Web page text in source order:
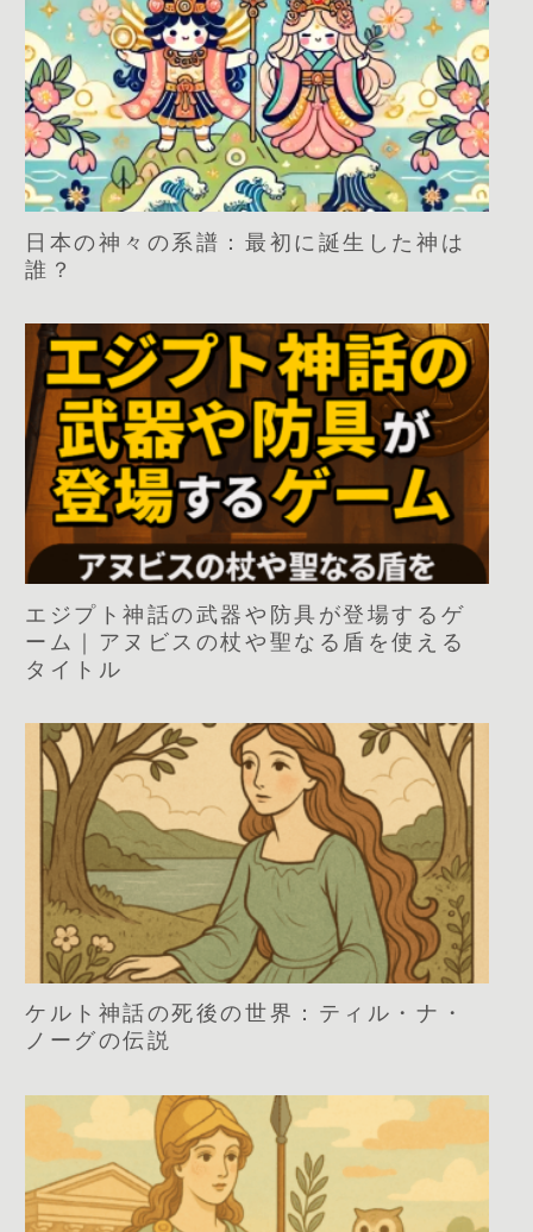
日本の神々の系譜：最初に誕生した神は
誰？
エジプト神話の武器や防具が登場するゲ
ーム｜アヌビスの杖や聖なる盾を使える
タイトル
ケルト神話の死後の世界：ティル・ナ・
ノーグの伝説